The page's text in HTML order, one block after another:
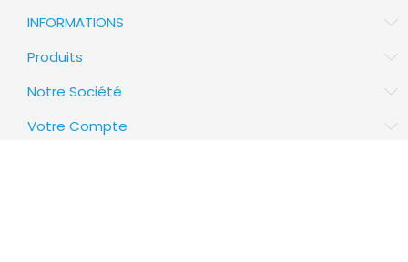
INFORMATIONS
Produits
Notre Société
Votre Compte